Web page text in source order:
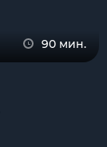
90 мин.